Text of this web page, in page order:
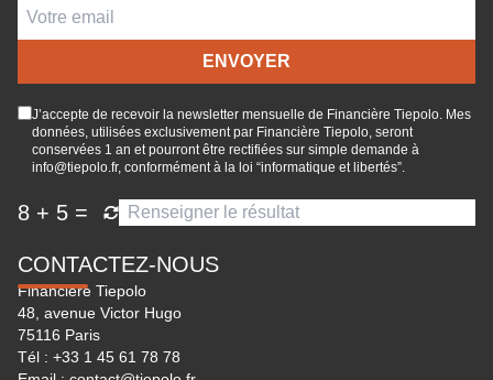
J’accepte de recevoir la newsletter mensuelle de Financière Tiepolo. Mes
données, utilisées exclusivement par Financière Tiepolo, seront
conservées 1 an et pourront être rectifiées sur simple demande à
info@tiepolo.fr, conformément à la loi “informatique et libertés”.
8 + 5 =
CONTACTEZ-NOUS
Financière Tiepolo
48, avenue Victor Hugo
75116 Paris
Tél : +33 1 45 61 78 78